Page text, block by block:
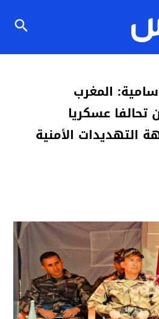
المغرب
تحالفا عسكريا
التهديدات الأمنية